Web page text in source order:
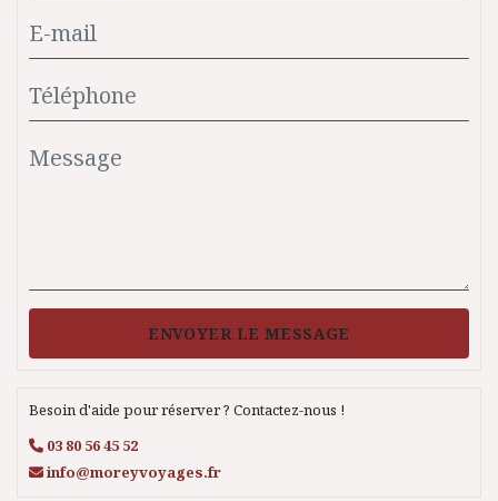
ENVOYER LE MESSAGE
Besoin d'aide pour réserver ? Contactez-nous !
03 80 56 45 52
info@moreyvoyages.fr